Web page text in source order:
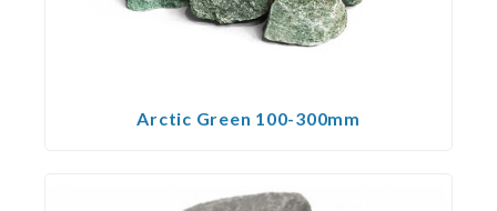
Arctic Green 100-300mm